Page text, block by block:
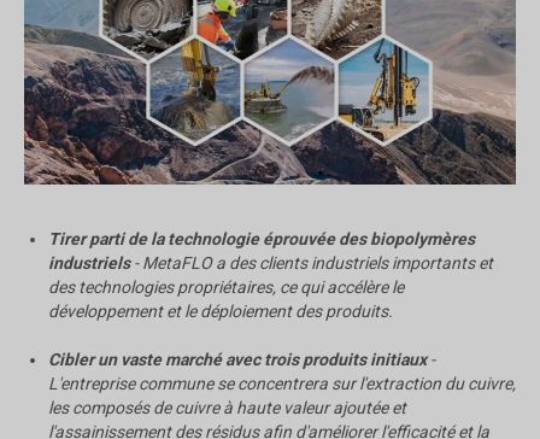
Tirer parti de la technologie éprouvée des biopolymères
industriels- MetaFLO a des clients industriels importants et
des technologies propriétaires, ce qui accélère le
développement et le déploiement des produits.
Cibler un vaste marché avec trois produits initiaux-
L'entreprise commune se concentrera sur l'extraction du cuivre,
les composés de cuivre à haute valeur ajoutée et
l'assainissement des résidus afin d'améliorer l'efficacité et la